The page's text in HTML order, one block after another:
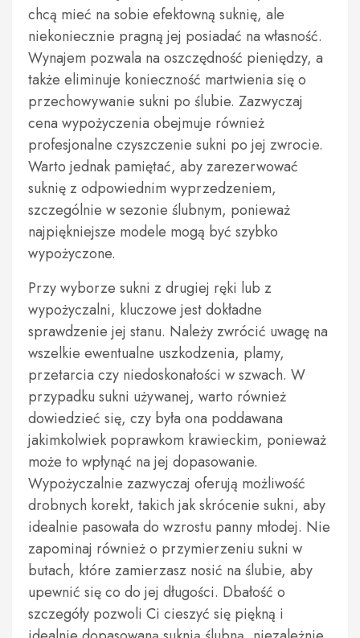
chcą mieć na sobie efektowną suknię, ale
niekoniecznie pragną jej posiadać na własność.
Wynajem pozwala na oszczędność pieniędzy, a
także eliminuje konieczność martwienia się o
przechowywanie sukni po ślubie. Zazwyczaj
cena wypożyczenia obejmuje również
profesjonalne czyszczenie sukni po jej zwrocie.
Warto jednak pamiętać, aby zarezerwować
suknię z odpowiednim wyprzedzeniem,
szczególnie w sezonie ślubnym, ponieważ
najpiękniejsze modele mogą być szybko
wypożyczone.
Przy wyborze sukni z drugiej ręki lub z
wypożyczalni, kluczowe jest dokładne
sprawdzenie jej stanu. Należy zwrócić uwagę na
wszelkie ewentualne uszkodzenia, plamy,
przetarcia czy niedoskonałości w szwach. W
przypadku sukni używanej, warto również
dowiedzieć się, czy była ona poddawana
jakimkolwiek poprawkom krawieckim, ponieważ
może to wpłynąć na jej dopasowanie.
Wypożyczalnie zazwyczaj oferują możliwość
drobnych korekt, takich jak skrócenie sukni, aby
idealnie pasowała do wzrostu panny młodej. Nie
zapominaj również o przymierzeniu sukni w
butach, które zamierzasz nosić na ślubie, aby
upewnić się co do jej długości. Dbałość o
szczegóły pozwoli Ci cieszyć się piękną i